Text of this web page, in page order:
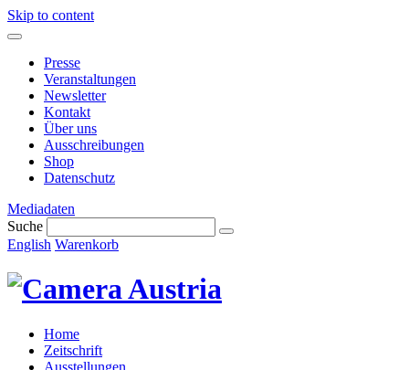
Skip to content
Presse
Veranstaltungen
Newsletter
Kontakt
Über uns
Ausschreibungen
Shop
Datenschutz
Mediadaten
Suche
English Warenkorb
Home
Zeitschrift
Ausstellungen